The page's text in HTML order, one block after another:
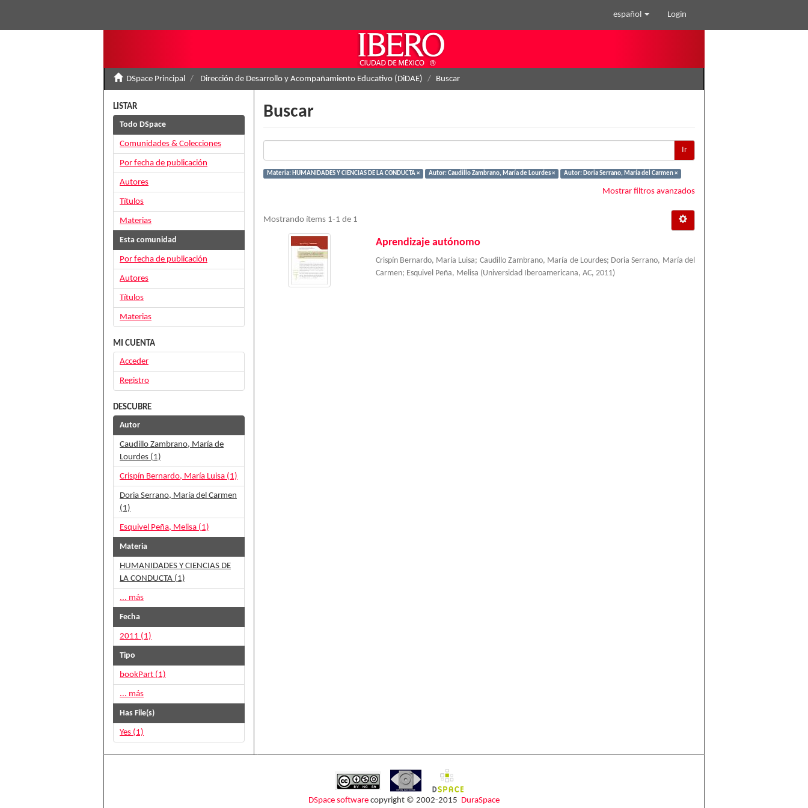
español Login
DSpace Principal Dirección de Desarrollo y Acompañamiento Educativo (DiDAE) Buscar
Buscar
Ir
Materia: HUMANIDADES Y CIENCIAS DE LA CONDUCTA × Autor: Caudillo Zambrano, María de Lourdes × Autor: Doria Serrano, María del Carmen ×
Mostrar filtros avanzados
Mostrando ítems 1-1 de 1
Aprendizaje autónomo
Crispín Bernardo, María Luisa; Caudillo Zambrano, María de Lourdes; Doria Serrano, María del
Carmen; Esquivel Peña, Melisa (Universidad Iberoamericana, AC, 2011)
LISTAR
Todo DSpace
Comunidades & Colecciones
Por fecha de publicación
Autores
Títulos
Materias
Esta comunidad
Por fecha de publicación
Autores
Títulos
Materias
MI CUENTA
Acceder
Registro
DESCUBRE
Autor
Caudillo Zambrano, María de
Lourdes (1)
Crispín Bernardo, María Luisa (1)
Doria Serrano, María del Carmen
(1)
Esquivel Peña, Melisa (1)
Materia
HUMANIDADES Y CIENCIAS DE
LA CONDUCTA (1)
... más
Fecha
2011 (1)
Tipo
bookPart (1)
... más
Has File(s)
Yes (1)
DSpace software copyright © 2002-2015 DuraSpace